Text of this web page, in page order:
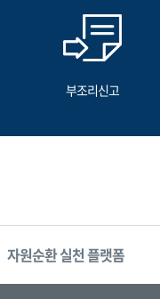
부조리신고
자원순환 실천 플랫폼